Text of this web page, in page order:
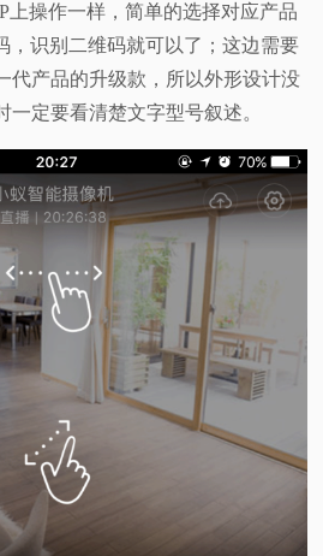
上操作一样，简单的选择对应产品
，识别二维码就可以了；这边需要
代产品的升级款，所以外形设计没
定要看清楚文字型号叙述。